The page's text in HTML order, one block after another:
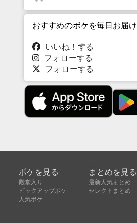
おすすめのボケを毎日お届け
いいね！する
フォローする
フォローする
ボケを見る
殿堂入り
ピックアップボケ
人気ボケ
まとめを見る
最新人気まとめ
セレクトまとめ